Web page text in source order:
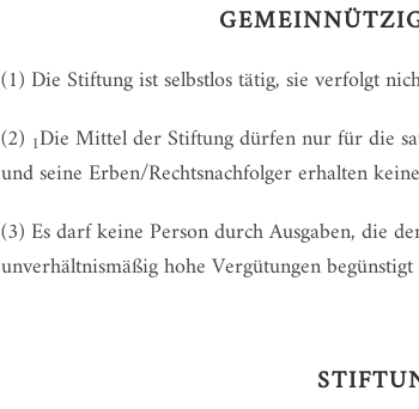
(1) Die Stiftung ist selbstlos tätig, sie verfolgt
(2) 1Die Mittel der Stiftung dürfen nur für die
und seine Erben/Rechtsnachfolger erhalten
(3) Es darf keine Person durch Ausgaben, die
unverhältnismäßig hohe Vergütungen